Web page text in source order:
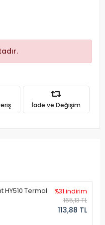
İade ve Değişim
HY510 Termal
%31 indirim
165,13 TL
113,88 TL